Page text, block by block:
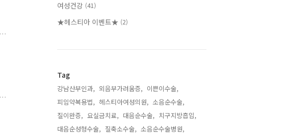
여성건강 (41)
★헤스티아 이벤트★ (2)
Tag
강남산부인과, 외음부가려움증, 이쁜이수술,
피임약복용법, 헤스티아여성의원, 소음순수술,
질이완증, 요실금치료, 대음순수술, 치구지방흡입,
대음순성형수술, 질축소수술, 소음순수술병원,